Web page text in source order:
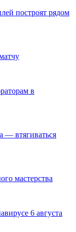
построят рядом
в
— втягиваться
мастерства
6 августа